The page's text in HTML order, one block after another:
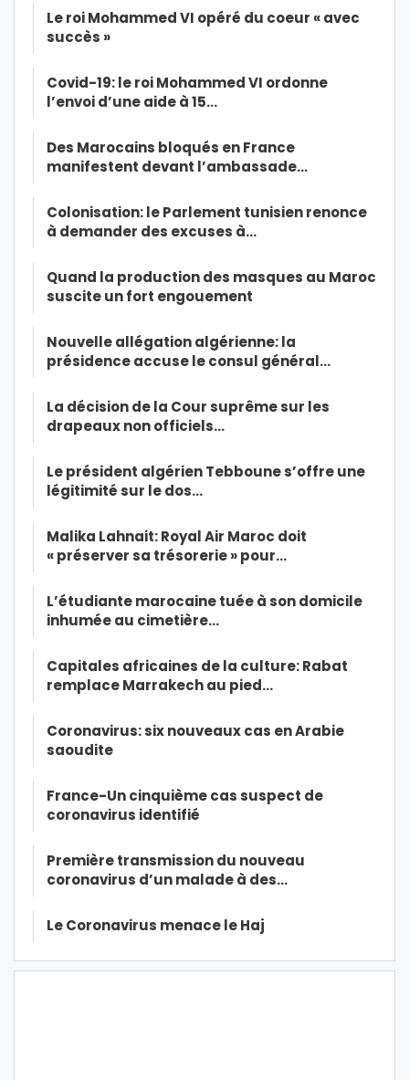
Le roi Mohammed VI opéré du coeur « avec
succès »
Covid-19: le roi Mohammed VI ordonne
l’envoi d’une aide à 15…
Des Marocains bloqués en France
manifestent devant l’ambassade…
Colonisation: le Parlement tunisien renonce
à demander des excuses à…
Quand la production des masques au Maroc
suscite un fort engouement
Nouvelle allégation algérienne: la
présidence accuse le consul général…
La décision de la Cour suprême sur les
drapeaux non officiels…
Le président algérien Tebboune s’offre une
légitimité sur le dos…
Malika Lahnait: Royal Air Maroc doit
« préserver sa trésorerie » pour…
L’étudiante marocaine tuée à son domicile
inhumée au cimetière…
Capitales africaines de la culture: Rabat
remplace Marrakech au pied…
Coronavirus: six nouveaux cas en Arabie
saoudite
France-Un cinquième cas suspect de
coronavirus identifié
Première transmission du nouveau
coronavirus d’un malade à des…
Le Coronavirus menace le Haj